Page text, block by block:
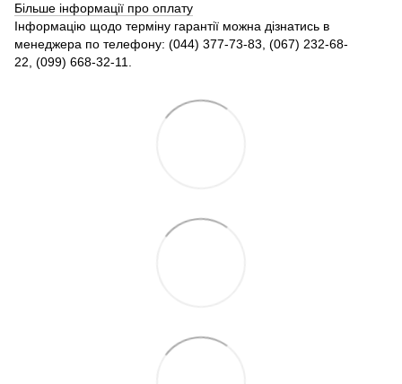
Більше інформації про оплату
Інформацію щодо терміну гарантії можна дізнатись в
менеджера по телефону: (044) 377-73-83, (067) 232-68-
22, (099) 668-32-11.